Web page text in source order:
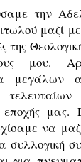
την
μαζί
της
μου.
μεγάλων
μας.
να
συλλογική